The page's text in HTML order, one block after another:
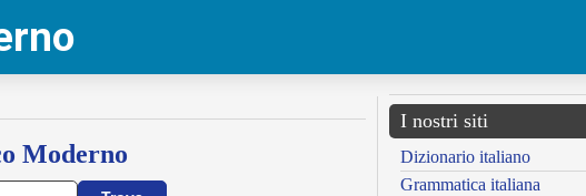
Moderno
I nostri siti
Dizionario italiano
Grammatica italiana